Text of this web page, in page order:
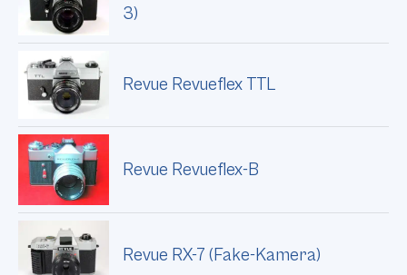
3)
Revue Revueflex TTL
Revue Revueflex-B
Revue RX-7 (Fake-Kamera)